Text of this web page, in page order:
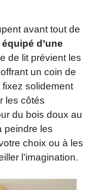
avant tout de
d’une
de lit prévient les
un coin de
solidement
les côtés
du bois doux au
peindre les
choix ou à les
l’imagination.